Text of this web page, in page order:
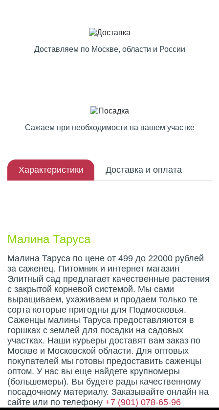
Доставляем по Москве, области и России
Сажаем при необходимости на вашем участке
Характеристики Доставка и оплата
Малина Таруса
Малина Таруса по цене от 499 до 22000 рублей
за саженец. Питомник и интернет магазин
Элитный сад предлагает качественные растения
с закрытой корневой системой. Мы сами
выращиваем, ухаживаем и продаем только те
сорта которые пригодны для Подмосковья.
Саженцы малины Таруса предоставляются в
горшках с землей для посадки на садовых
участках. Наши курьеры доставят вам заказ по
Москве и Московской области. Для оптовых
покупателей мы готовы предоставить саженцы
оптом. У нас вы еще найдете крупномеры
(большемеры). Вы будете рады качественному
посадочному материалу. Заказывайте онлайн на
сайте или по телефону +7 (901) 078-65-96